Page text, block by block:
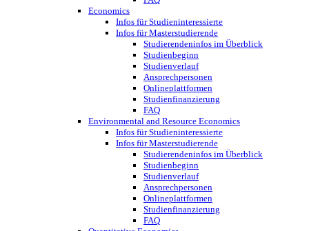
Economics
Infos für Studieninteressierte
Infos für Masterstudierende
Studierendeninfos im Überblick
Studienbeginn
Studienverlauf
Ansprechpersonen
Onlineplattformen
Studienfinanzierung
FAQ
Environmental and Resource Economics
Infos für Studieninteressierte
Infos für Masterstudierende
Studierendeninfos im Überblick
Studienbeginn
Studienverlauf
Ansprechpersonen
Onlineplattformen
Studienfinanzierung
FAQ